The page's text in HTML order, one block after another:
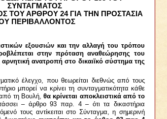
ΣΥΝΤΑΓΜΑΤΟΣ
ΤΟΥ ΑΡΘΡΟΥ 24 ΓΙΑ ΤΗΝ ΠΡΟΣΤΑΣΙΑ
ΠΕΡΙΒΑΛΛΟΝΤΟΣ
εξουσιών και την αλλαγή του τρόπου
στην πρόταση αναθεώρησης του
ανατροπή στο δικαιϊκό σύστημα της
έλεγχο, που θεωρείται διεθνώς από τους
μπορεί να κρίνει τη συνταγματικότητα κάθε
τη Βουλή, θα κρίνεται αποκλειστικά από το
– άρθρο 93 παρ. 4 – ότι τα δικαστήρια
τους αντίκειται στο Σύνταγμα, η σημερινή